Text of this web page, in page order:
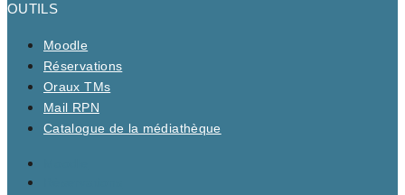
OUTILS
Moodle
Réservations
Oraux TMs
Mail RPN
Catalogue de la médiathèque